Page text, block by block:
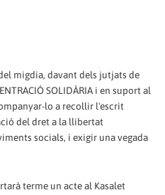
migdia, davant dels jutjats de
SOLIDÀRIA i en suport al
lo a recollir l'escrit
del dret a la llibertat
socials, i exigir una vegada
terme un acte al Kasalet